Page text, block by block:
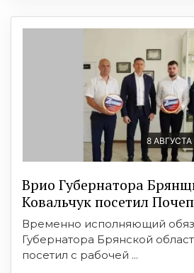
8 АВГУСТА
Врио Губернатора
Ковальчук посетил Почеп
Временно исполняющий
Губернатора Брянской
посетил с рабочей ...